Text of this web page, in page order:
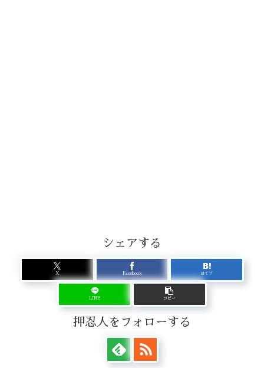
シェアする
X Facebook はてブ
LINE コピー
押忍人をフォローする